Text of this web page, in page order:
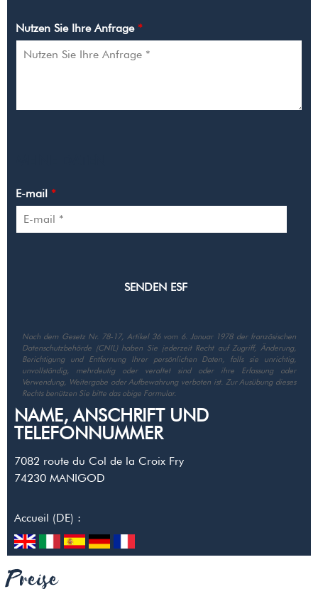
Nutzen Sie Ihre Anfrage *
E-mail *
Nach dem Gesetz Nr. 78-17, Artikel 36 vom 6. Januar 1978 der französischen
Datenschutzbehörde (CNIL) haben Sie jederzeit Recht auf Zugriff, Änderung,
Berichtigung und Entfernung Ihrer persönlichen Daten, falls sie unrichtig,
unvollständig, mehrdeutig oder veraltet sind oder ihre Erfassung oder
Verwendung, Weitergabe oder Aufbewahrung verboten ist. Zur Ausübung dieses
Rechts benützen Sie bitte das obige Formular.
NAME, ANSCHRIFT UND
TELEFONNUMMER
7082 route du Col de la Croix Fry
74230 MANIGOD
Accueil (DE) :
Preise